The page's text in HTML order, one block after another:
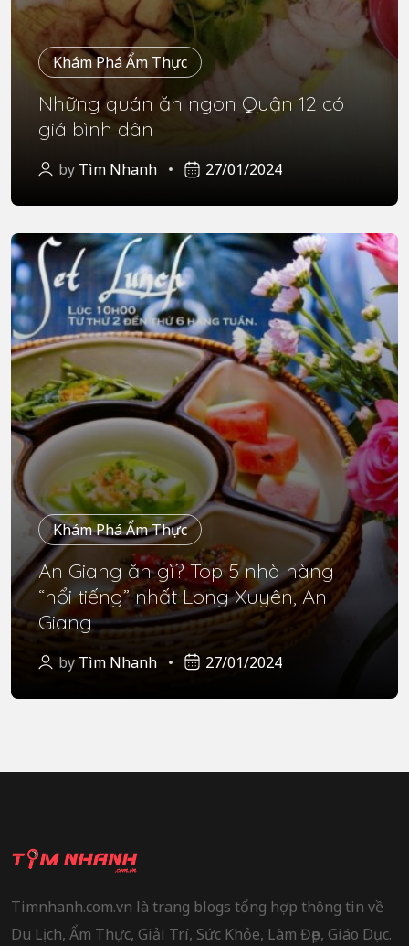
Khám Phá Ẩm Thực
Những quán ăn ngon Quận 12 có
giá bình dân
by Tìm Nhanh 27/01/2024
Khám Phá Ẩm Thực
An Giang ăn gì? Top 5 nhà hàng
“nổi tiếng” nhất Long Xuyên, An
Giang
by Tìm Nhanh 27/01/2024
Timnhanh.com.vn là trang blogs tổng hợp thông tin về
Du Lịch, Ẩm Thực, Giải Trí, Sức Khỏe, Làm Đẹp, Giáo Dục.